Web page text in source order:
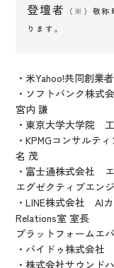
登壇者
（※）敬称
ります。
・米Yahoo!共同創
・ソフトバンク株
宮内 謙
・東京大学大学院
・KPMGコンサル
名 茂
・富士通株式会社
エグゼクティブエン
・LINE株式会社 AI
Relations室 室長
プラットフォームエ
・バイドゥ株式会
・株式会社サウン